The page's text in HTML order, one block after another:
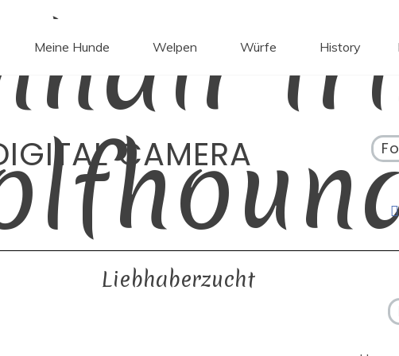
Liebhaberzucht
Meine Hunde Welpen Würfe History
CAMERA